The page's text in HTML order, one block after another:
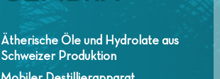
Ätherische Öle und Hydrolate aus
Schweizer Produktion